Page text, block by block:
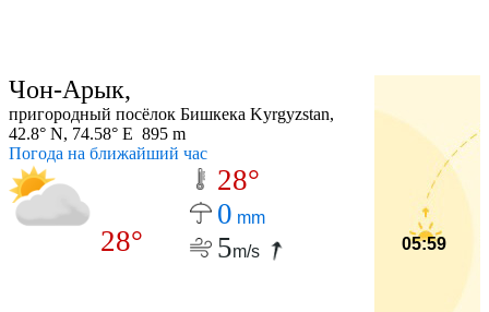
Чон-Арык,
пригородный посёлок Бишкека Kyrgyzstan,
42.8° N, 74.58° E 895 m
Погода на ближайший час
28°
28°
0 mm
5m/s 05:59